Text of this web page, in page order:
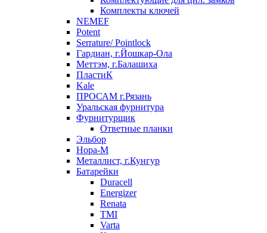
Комплекты ключей
NEMEF
Potent
Serrature/ Pointlock
Гардиан, г.Йошкар-Ола
Меттэм, г.Балашиха
ПластиК
Kale
ПРОСАМ г.Рязань
Уральская фурнитура
Фурнитурщик
Ответные планки
Эльбор
Нора-М
Металлист, г.Кунгур
Батарейки
Duracell
Energizer
Renata
TMI
Varta